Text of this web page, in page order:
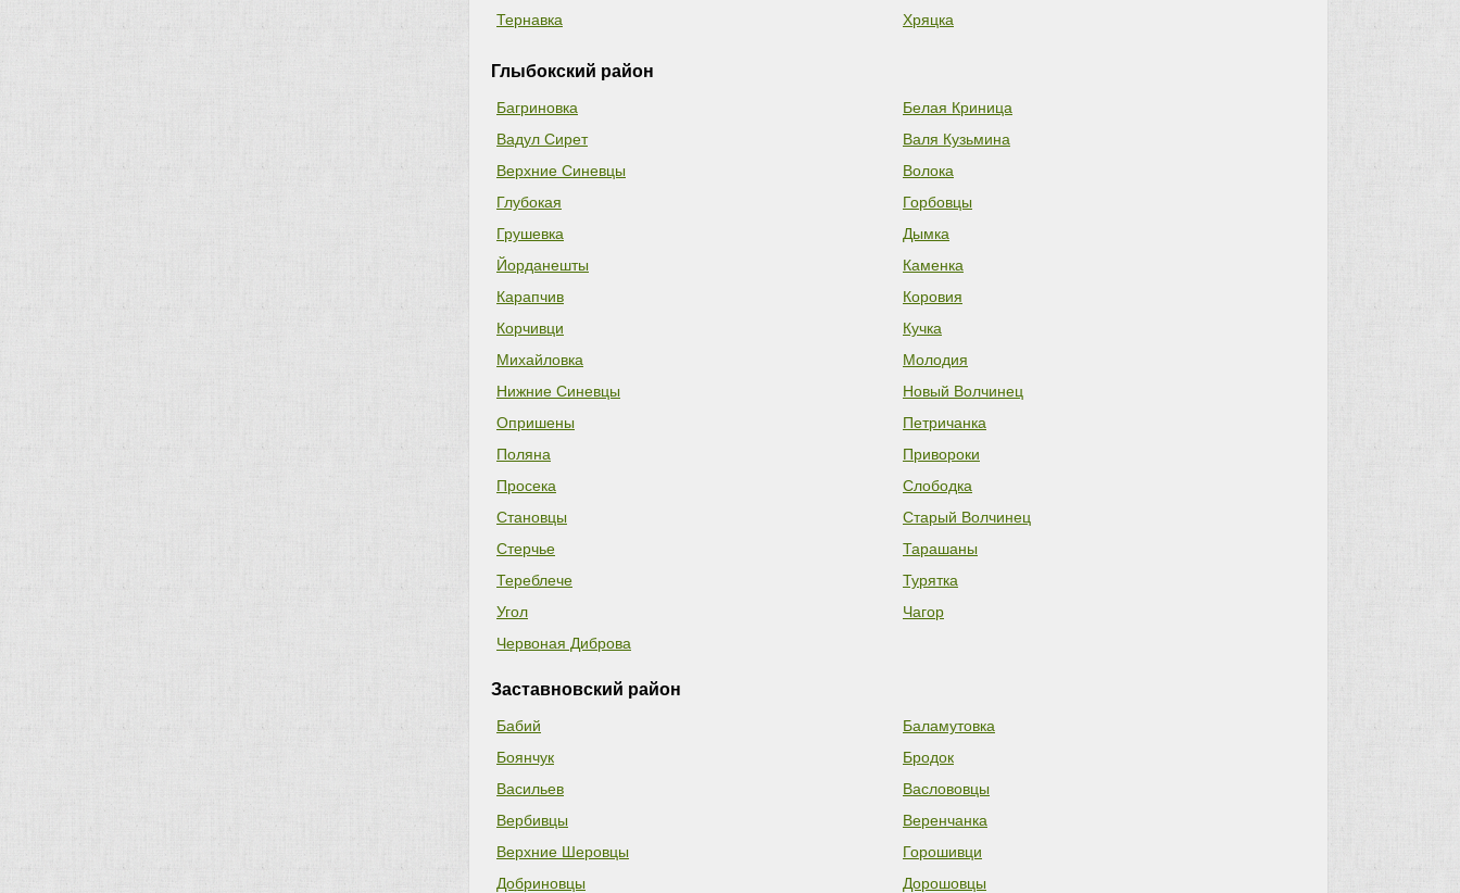
Тернавка
Хряцка
Глыбокский район
Багриновка
Белая Криница
Вадул Сирет
Валя Кузьмина
Верхние Синевцы
Волока
Глубокая
Горбовцы
Грушевка
Дымка
Йорданешты
Каменка
Карапчив
Коровия
Корчивци
Кучка
Михайловка
Молодия
Нижние Синевцы
Новый Волчинец
Опришены
Петричанка
Поляна
Привороки
Просека
Слободка
Становцы
Старый Волчинец
Стерчье
Тарашаны
Тереблече
Турятка
Угол
Чагор
Червоная Диброва
Заставновский район
Бабий
Баламутовка
Боянчук
Бродок
Васильев
Васлововцы
Вербивцы
Веренчанка
Верхние Шеровцы
Горошивци
Добриновцы
Дорошовцы